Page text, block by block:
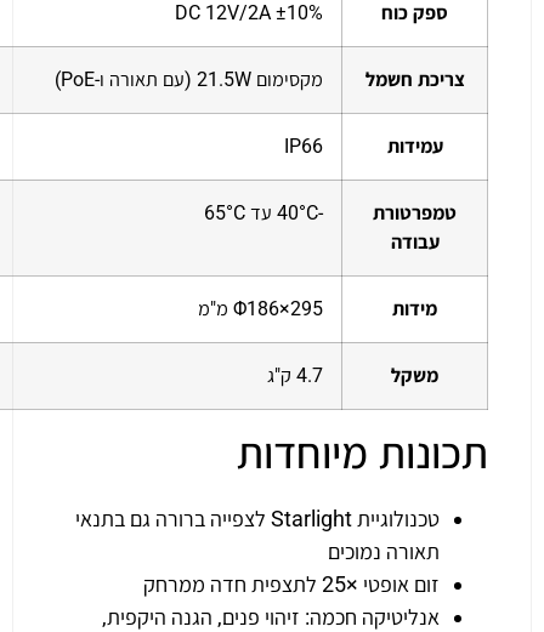
ספק כוח DC 12V/2A ±10%
צריכת חשמל מקסימום 21.5W (עם תאורה ו-PoE)
עמידות IP66
טמפרטורת
עבודה
-40°C עד 65°C
מידות Φ186×295 מ"מ
משקל 4.7 ק"ג
תכונות מיוחדות
טכנולוגיית Starlight לצפייה ברורה גם בתנאי
תאורה נמוכים
זום אופטי ×25 לתצפית חדה ממרחק
אנליטיקה חכמה: זיהוי פנים, הגנה היקפית,